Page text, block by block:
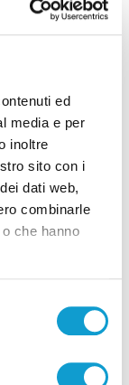
ed
media e per
inoltre
sito con i
dati web,
combinarle
che hanno
Re, da